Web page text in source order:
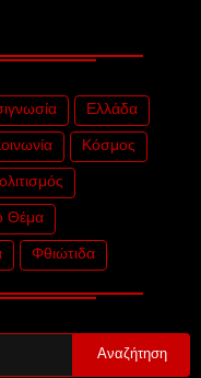
Ελλάδα
Κόσμος
Θέμα
Φθιώτιδα